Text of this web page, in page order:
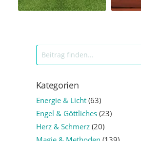
Kategorien
Energie & Licht(63)
Engel & Göttliches(23)
Herz & Schmerz(20)